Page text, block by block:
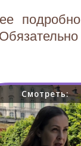
Смотреть: